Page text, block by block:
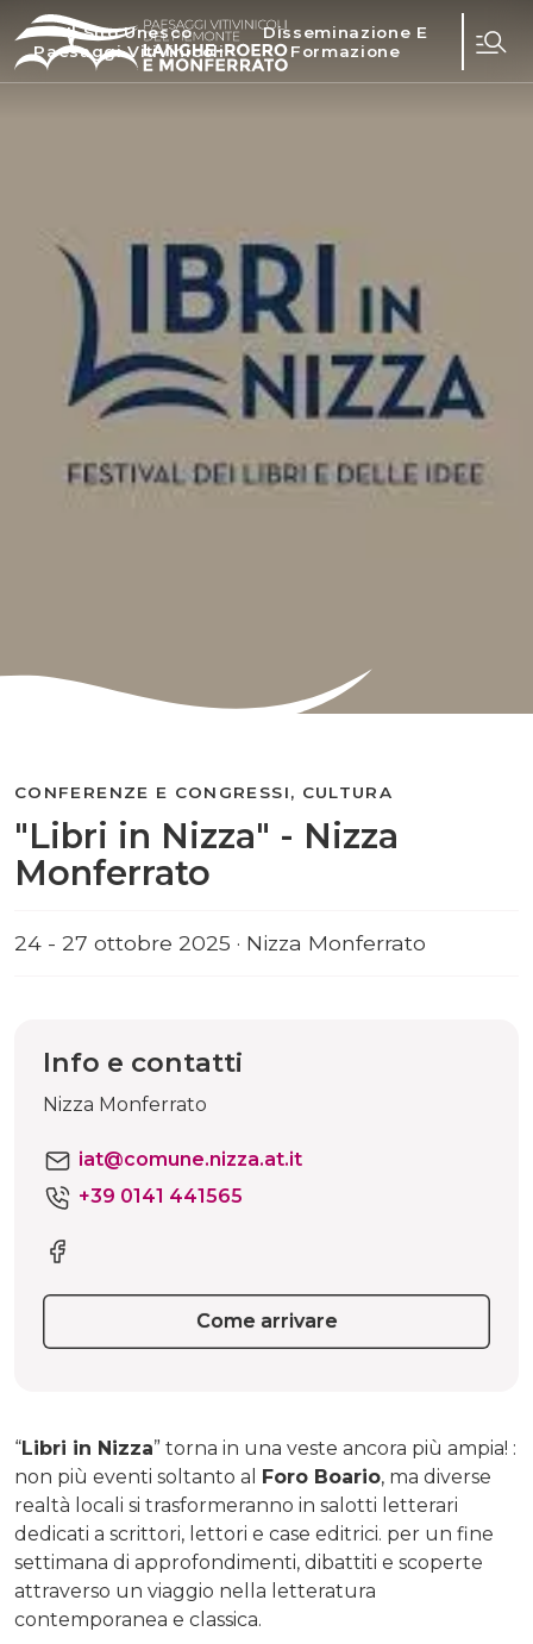
Il Sito Unesco
Paesaggi Vitivinicoli
Disseminazione E
Formazione
"Libri in Nizza" - Nizza
Monferrato
CONFERENZE E CONGRESSI, CULTURA
24 - 27 ottobre 2025 · Nizza Monferrato
“Libri in Nizza” torna in una veste ancora più ampia! :
non più eventi soltanto al Foro Boario, ma diverse
realtà locali si trasformeranno in salotti letterari
dedicati a scrittori, lettori e case editrici. per un fine
settimana di approfondimenti, dibattiti e scoperte
attraverso un viaggio nella letteratura
contemporanea e classica.
Info e contatti
Nizza Monferrato
iat@comune.nizza.at.it
+39 0141 441565
Come arrivare